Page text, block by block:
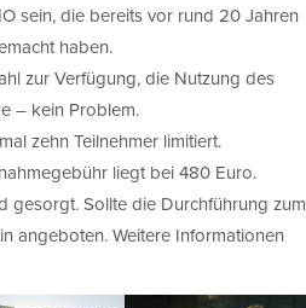
sein, die bereits vor rund 20 Jahren
haben.
zur Verfügung, die Nutzung des
– kein Problem.
zehn Teilnehmer limitiert.
liegt bei 480 Euro.
gesorgt. Sollte die Durchführung zum
angeboten. Weitere Informationen